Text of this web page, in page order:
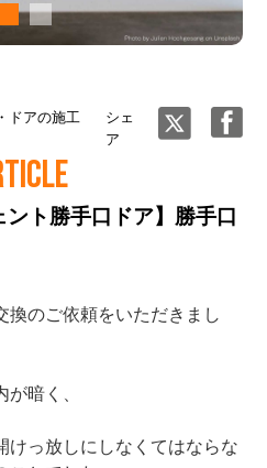
ドアの施工
シェ
ア
ト勝手口ドア】勝手口